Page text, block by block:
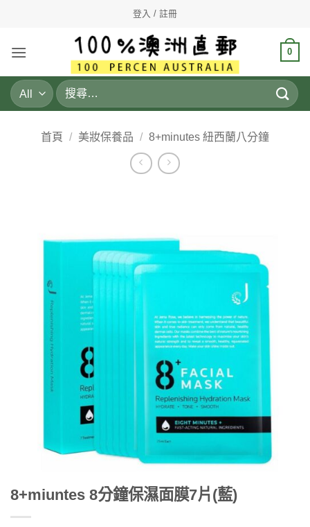
登入 / 註冊
0
搜
尋
鍵
首頁 / 美妝保養品 / 8+minutes 紐西蘭八分鐘
8+miuntes 8分鐘保濕面膜7片(藍)